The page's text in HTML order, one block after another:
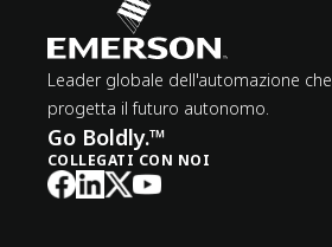
Leader globale dell'automazione che
progetta il futuro autonomo.
Go Boldly.™
COLLEGATI CON NOI